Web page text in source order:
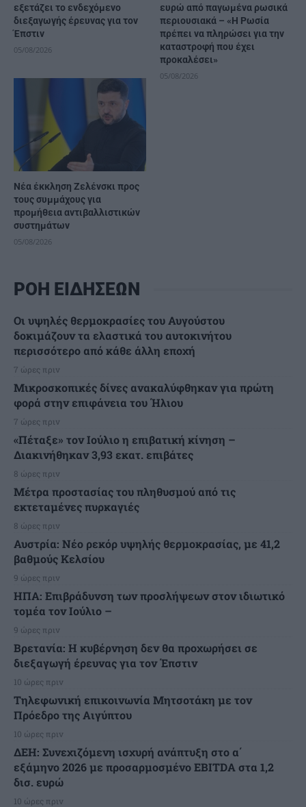
εξετάζει το ενδεχόμενο
διεξαγωγής έρευνας για τον
Έπστιν
05/08/2026
ευρώ από παγωμένα ρωσικά
περιουσιακά – «Η Ρωσία
πρέπει να πληρώσει για την
καταστροφή που έχει
προκαλέσει»
05/08/2026
Νέα έκκληση Ζελένσκι προς
τους συμμάχους για
προμήθεια αντιβαλλιστικών
συστημάτων
05/08/2026
ΡΟΗ ΕΙΔΗΣΕΩΝ
Οι υψηλές θερμοκρασίες του Αυγούστου
δοκιμάζουν τα ελαστικά του αυτοκινήτου
περισσότερο από κάθε άλλη εποχή
7 ώρες πριν
Μικροσκοπικές δίνες ανακαλύφθηκαν για πρώτη
φορά στην επιφάνεια του Ήλιου
7 ώρες πριν
«Πέταξε» τον Ιούλιο η επιβατική κίνηση –
Διακινήθηκαν 3,93 εκατ. επιβάτες
8 ώρες πριν
Μέτρα προστασίας του πληθυσμού από τις
εκτεταμένες πυρκαγιές
8 ώρες πριν
Αυστρία: Νέο ρεκόρ υψηλής θερμοκρασίας, με 41,2
βαθμούς Κελσίου
9 ώρες πριν
ΗΠΑ: Επιβράδυνση των προσλήψεων στον ιδιωτικό
τομέα τον Ιούλιο –
9 ώρες πριν
Βρετανία: Η κυβέρνηση δεν θα προχωρήσει σε
διεξαγωγή έρευνας για τον Έπστιν
10 ώρες πριν
Τηλεφωνική επικοινωνία Μητσοτάκη με τον
Πρόεδρο της Αιγύπτου
10 ώρες πριν
ΔΕΗ: Συνεχιζόμενη ισχυρή ανάπτυξη στο α΄
εξάμηνο 2026 με προσαρμοσμένο EBITDA στα 1,2
δισ. ευρώ
10 ώρες πριν